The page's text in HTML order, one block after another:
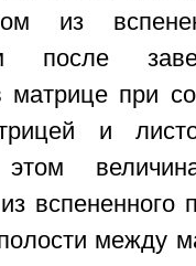
из
после
при
и
этом
вспененного
между